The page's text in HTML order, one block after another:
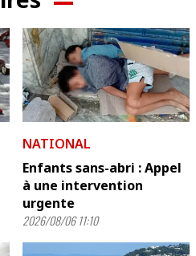
NATIONAL
Enfants sans-abri : Appel
à une intervention
urgente
2026/08/06 11:10